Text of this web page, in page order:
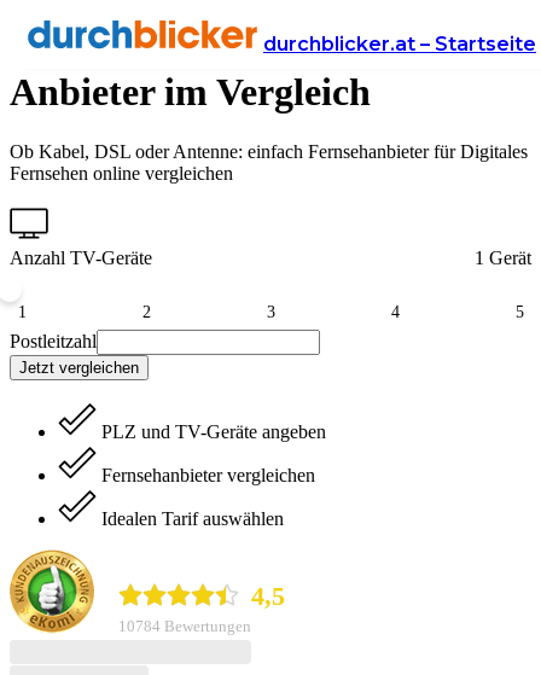
durchblicker.at – Startseite
Digitalfernsehen: Österreichs
Anbieter im Vergleich
Ob Kabel, DSL oder Antenne: einfach Fernsehanbieter für Digitales
Fernsehen online vergleichen
Anzahl TV-Geräte 1 Gerät
1 2 3 4 5
Postleitzahl
Jetzt vergleichen
PLZ und TV-Geräte angeben
Fernsehanbieter vergleichen
Idealen Tarif auswählen
4,5
10784 Bewertungen